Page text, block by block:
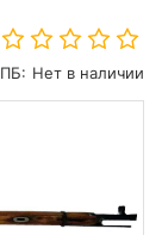
Нет в наличии